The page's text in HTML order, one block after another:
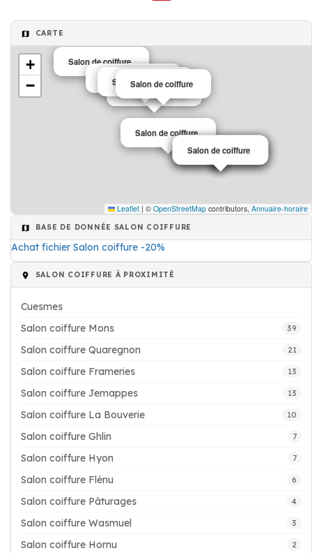
CARTE
Salon de coiffure
Salon de coiffure
Salon de coiffure
Salon de coiffure
Salon de coiffure
Salon de coiffure
Salon de coiffure
Salon de coiffure
+
−
Leaflet | © OpenStreetMap contributors, Annuaire-horaire
BASE DE DONNÉE SALON COIFFURE
Achat fichier Salon coiffure -20%
SALON COIFFURE À PROXIMITÉ
Cuesmes
Salon coiffure Mons
39
Salon coiffure Quaregnon 21
Salon coiffure Frameries 13
Salon coiffure Jemappes 13
Salon coiffure La Bouverie 10
Salon coiffure Ghlin 7
Salon coiffure Hyon 7
Salon coiffure Flénu 6
Salon coiffure Pâturages 4
Salon coiffure Wasmuel 3
Salon coiffure Hornu 2